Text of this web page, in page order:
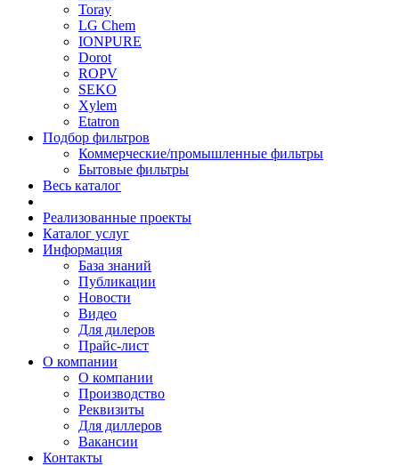
Toray
LG Chem
IONPURE
Dorot
ROPV
SEKO
Xylem
Etatron
Подбор фильтров
Коммерческие/промышленные фильтры
Бытовые фильтры
Весь каталог
Реализованные проекты
Каталог услуг
Информация
База знаний
Публикации
Новости
Видео
Для дилеров
Прайс-лист
О компании
О компании
Производство
Реквизиты
Для диллеров
Вакансии
Контакты